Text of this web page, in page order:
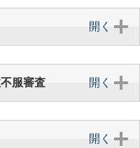
部落差別をはじめとす
開く
服審査 開く
開く